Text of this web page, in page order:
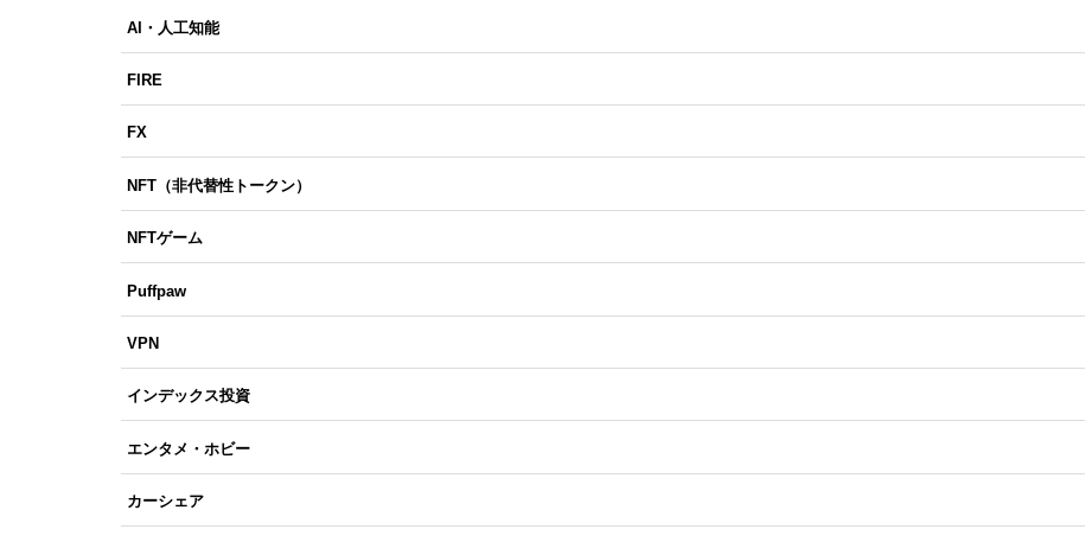
AI・人工知能
FIRE
FX
NFT（非代替性トークン）
NFTゲーム
Puffpaw
VPN
インデックス投資
エンタメ・ホビー
カーシェア